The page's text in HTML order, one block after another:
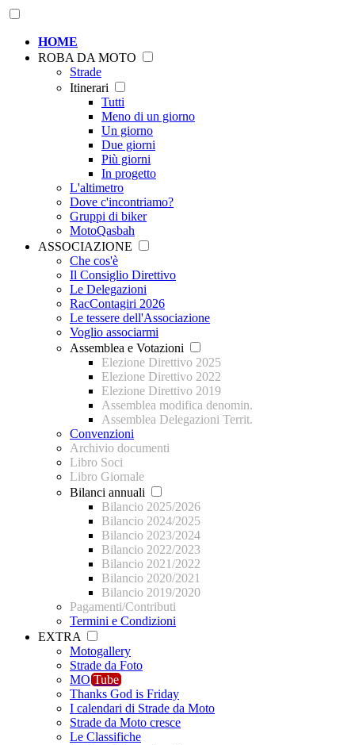
HOME
ROBA DA MOTO
Strade
Itinerari
Tutti
Meno di un giorno
Un giorno
Due giorni
Più giorni
In progetto
L'altimetro
Dove c'incontriamo?
Gruppi di biker
MotoQasbah
ASSOCIAZIONE
Che cos'è
Il Consiglio Direttivo
Le Delegazioni
RacContagiri 2026
Le tessere dell'Associazione
Voglio associarmi
Assemblea e Votazioni
Elezione Direttivo 2025
Elezione Direttivo 2022
Elezione Direttivo 2019
Assemblea modifica denomin.
Assemblea Delegazioni Territ.
Convenzioni
Archivio documenti
Libro Soci
Libro Giornale
Bilanci annuali
Bilancio 2025/2026
Bilancio 2024/2025
Bilancio 2023/2024
Bilancio 2022/2023
Bilancio 2021/2022
Bilancio 2020/2021
Bilancio 2019/2020
Pagamenti/Contributi
Termini e Condizioni
EXTRA
Motogallery
Strade da Foto
MO Tube
Thanks God is Friday
I calendari di Strade da Moto
Strade da Moto cresce
Le Classifiche